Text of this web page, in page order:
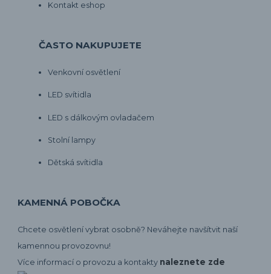
Kontakt eshop
ČASTO NAKUPUJETE
Venkovní osvětlení
LED svítidla
LED s dálkovým ovladačem
Stolní lampy
Dětská svítidla
KAMENNÁ POBOČKA
Chcete osvětlení vybrat osobně? Neváhejte navšítvit naší
kamennou provozovnu!
Více informací o provozu a kontakty naleznete zde